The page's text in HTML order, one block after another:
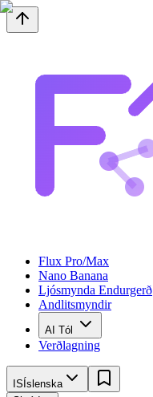
Flux Pro/Max
Nano Banana
Ljósmynda Endurgerð
Andlitsmyndir
AI Tól
Verðlagning
IS Íslenska